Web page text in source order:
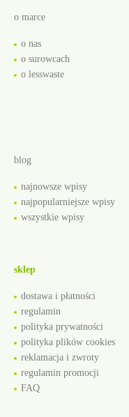
o marce
o nas
o surowcach
o lesswaste
blog
najnowsze wpisy
najpopularniejsze wpisy
wszystkie wpisy
sklep
dostawa i płatności
regulamin
polityka prywatności
polityka plików cookies
reklamacja i zwroty
regulamin promocji
FAQ